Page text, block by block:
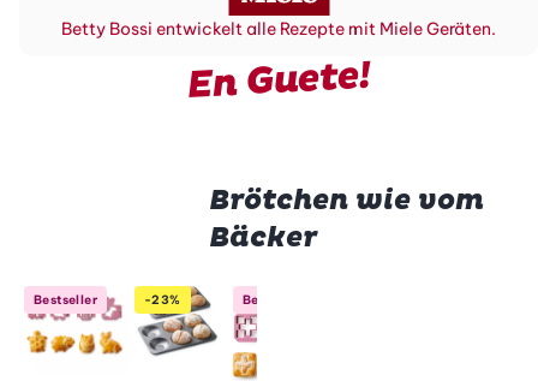
Betty Bossi entwickelt alle Rezepte mit Miele Geräten.
En Guete!
Brötchen wie vom
Bäcker
Bestseller -23% Bestseller